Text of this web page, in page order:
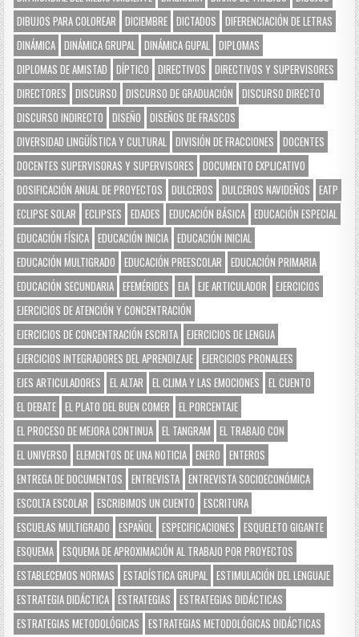
DIBUJOS PARA COLOREAR
DICIEMBRE DICTADOS
DIFERENCIACIÓN DE LETRAS
DINÁMICA DINÁMICA GRUPAL DINÁMICA GUPAL
DIPLOMAS
DIPLOMAS DE AMISTAD
DÍPTICO DIRECTIVOS
DIRECTIVOS Y SUPERVISORES
DIRECTORES
DISCURSO DISCURSO DE GRADUACIÓN
DISCURSO DIRECTO
DISCURSO INDIRECTO
DISEÑO
DISEÑOS DE FRASCOS
DIVERSIDAD LINGÜÍSTICA Y CULTURAL
DIVISIÓN DE FRACCIONES
DOCENTES
DOCENTES SUPERVISORAS Y SUPERVISORES
DOCUMENTO EXPLICATIVO
DOSIFICACIÓN ANUAL DE PROYECTOS
DULCEROS DULCEROS NAVIDEÑOS
EATP
ECLIPSE SOLAR
ECLIPSES EDADES EDUCACIÓN BÁSICA EDUCACIÓN ESPECIAL
EDUCACIÓN FÍSICA EDUCACIÓN INICIA EDUCACIÓN INICIAL
EDUCACIÓN MULTIGRADO
EDUCACIÓN PREESCOLAR
EDUCACIÓN PRIMARIA
EDUCACIÓN SECUNDARIA EFEMÉRIDES EIA EJE ARTICULADOR
EJERCICIOS
EJERCICIOS DE ATENCIÓN Y CONCENTRACIÓN
EJERCICIOS DE CONCENTRACIÓN ESCRITA EJERCICIOS DE LENGUA
EJERCICIOS INTEGRADORES DEL APRENDIZAJE EJERCICIOS PRONALEES
EJES ARTICULADORES
EL ALTAR EL CLIMA Y LAS EMOCIONES
EL CUENTO
EL DEBATE EL PLATO DEL BUEN COMER
EL PORCENTAJE
EL PROCESO DE MEJORA CONTINUA EL TANGRAM
EL TRABAJO CON
EL UNIVERSO
ELEMENTOS DE UNA NOTICIA ENERO
ENTEROS
ENTREGA DE DOCUMENTOS
ENTREVISTA ENTREVISTA SOCIOECONÓMICA
ESCOLTA ESCOLAR
ESCRIBIMOS UN CUENTO
ESCRITURA
ESCUELAS MULTIGRADO
ESPAÑOL ESPECIFICACIONES
ESQUELETO GIGANTE
ESQUEMA ESQUEMA DE APROXIMACIÓN AL TRABAJO POR PROYECTOS
ESTABLECEMOS NORMAS
ESTADÍSTICA GRUPAL
ESTIMULACIÓN DEL LENGUAJE
ESTRATEGIA DIDÁCTICA ESTRATEGIAS
ESTRATEGIAS DIDÁCTICAS
ESTRATEGIAS METODOLÓGICAS
ESTRATEGIAS METODOLÓGICAS DIDÁCTICAS